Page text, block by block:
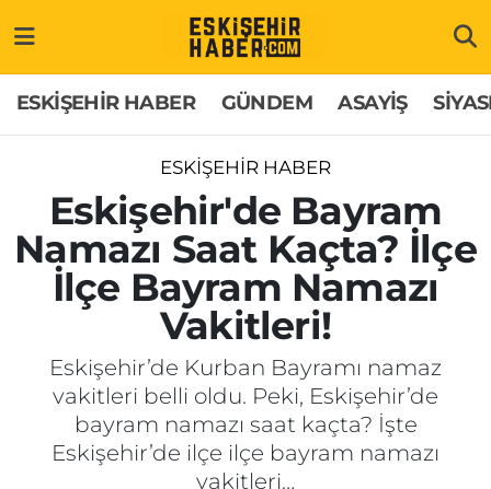
ESKİŞEHİR HABER GÜNDEM ASAYİŞ
ESKİŞEHİR HABER
Eskişehir'de Bayram
Namazı Saat Kaçta? İlçe
İlçe Bayram Namazı
Vakitleri!
Eskişehir’de Kurban Bayramı namaz
vakitleri belli oldu. Peki, Eskişehir’de
bayram namazı saat kaçta? İşte
Eskişehir’de ilçe ilçe bayram namazı
vakitleri…
GÜNDEM
ASAYİŞ
SİYASET
EKONOMİ
SAĞLIK
EĞİTİM
Hakkımızda
İletişim
Künye
Odunpazarı Trafik Yoğunluk Haritası
Süper Lig Puan Durumu ve Fikstür
Tüm Manşetler
Son Dakika Haberleri
Haber Arşivi